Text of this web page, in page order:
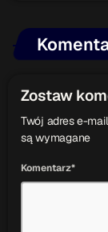
Zostaw
Twój adres e-
są wymagane
Komentarz*